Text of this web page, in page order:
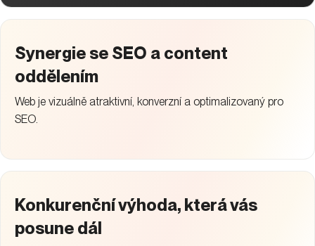
Synergie se SEO a content
oddělením
Web je vizuálně atraktivní, konverzní a optimalizovaný pro
SEO.
Konkurenční výhoda, která vás
posune dál